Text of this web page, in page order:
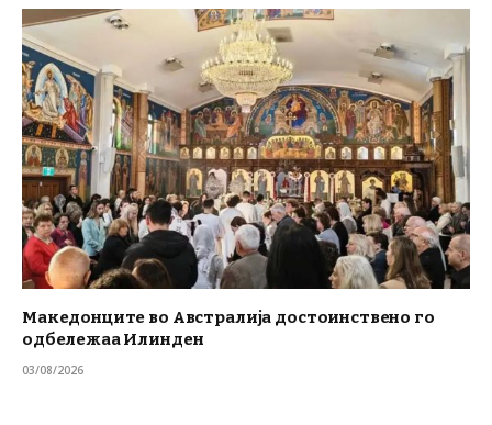
Македонците во Австралија достоинствено го
одбележаа Илинден
03/08/2026